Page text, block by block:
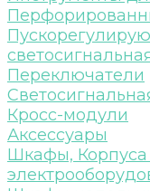
Переключатели
Кросс-модули
Аксессуары
Шкафы,